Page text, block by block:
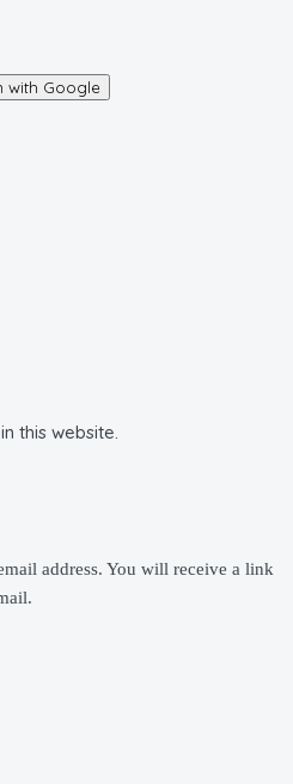
with Google
this website.
address. You will receive a link